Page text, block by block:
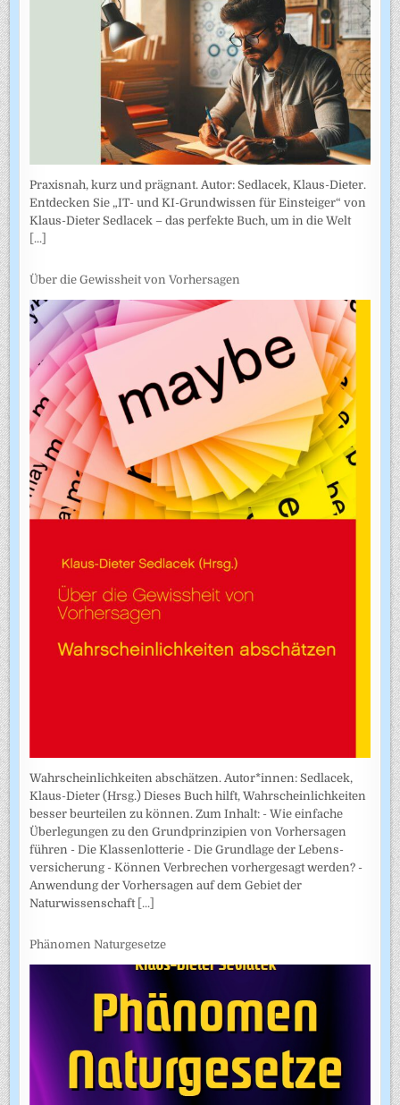
Praxisnah, kurz und prägnant. Autor: Sedlacek, Klaus-Dieter.
Entdecken Sie „IT- und KI-Grundwissen für Einsteiger“ von
Klaus-Dieter Sedlacek – das perfekte Buch, um in die Welt
[...]
Über die Gewissheit von Vorhersagen
Wahrscheinlichkeiten abschätzen. Autor*innen: Sedlacek,
Klaus-Dieter (Hrsg.) Dieses Buch hilft, Wahrscheinlichkeiten
besser beurteilen zu können. Zum Inhalt: - Wie einfache
Überlegungen zu den Grundprinzipien von Vorhersagen
führen - Die Klassenlotterie - Die Grundlage der Lebens­
versicherung - Können Verbrechen vorhergesagt werden? -
Anwendung der Vorhersagen auf dem Gebiet der
Naturwissenschaft [...]
Phänomen Naturgesetze